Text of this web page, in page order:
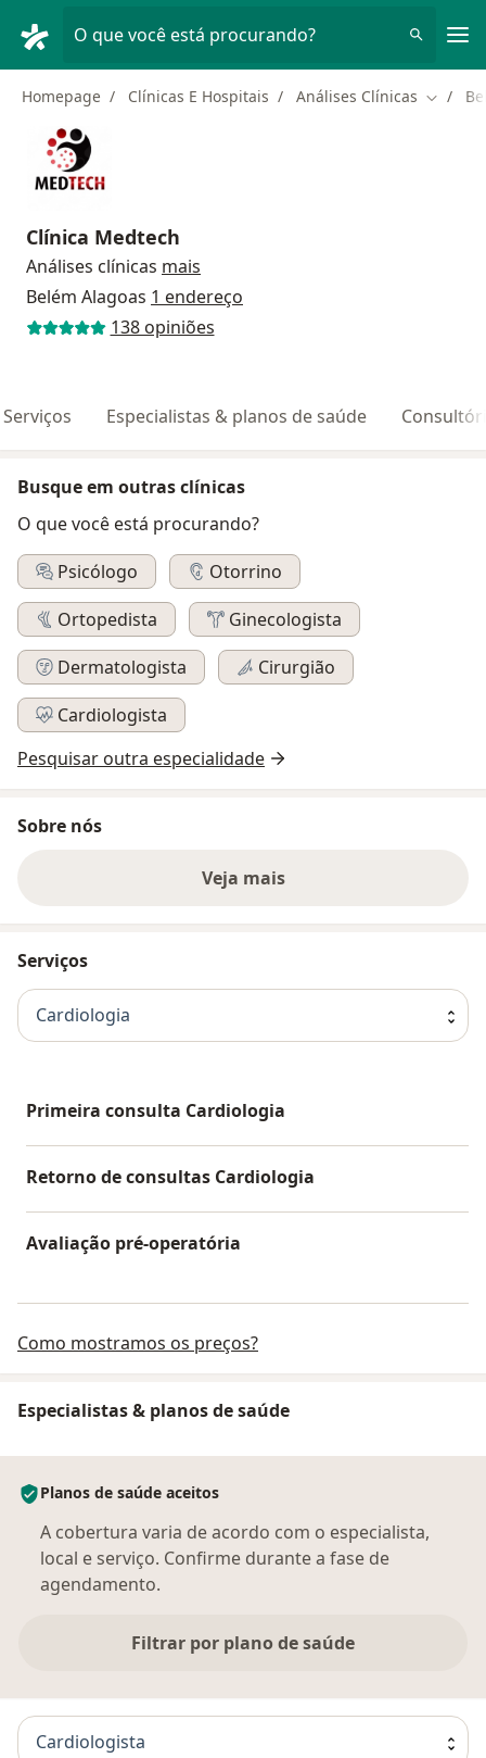
O que você está procurando?
Homepage Clínicas E Hospitais Análises Clínicas Mudar
Clínica Medtech
Análises clínicas mais
Belém Alagoas 1 endereço
138 opiniões
Serviços Especialistas & planos de saúde
Busque em outras clínicas
O que você está procurando?
Psicólogo
Otorrino
Ortopedista
Ginecologista
Dermatologista
Cirurgião
Cardiologista
Pesquisar outra especialidade
Sobre nós
Veja mais
Serviços
Cardiologia
Primeira consulta Cardiologia
Retorno de consultas Cardiologia
Avaliação pré-operatória
Como mostramos os preços?
Especialistas & planos de saúde
Planos de saúde aceitos
A cobertura varia de acordo com o especialista,
local e serviço. Confirme durante a fase de
agendamento.
Filtrar por plano de saúde
Cardiologista